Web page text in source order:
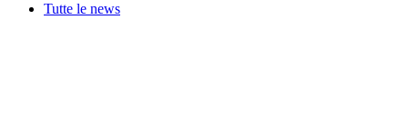
Tutte le news